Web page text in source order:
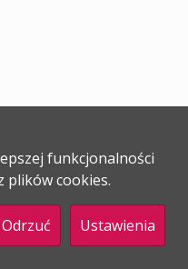
funkcjonalności
plików cookies.
Odrzuć Ustawienia